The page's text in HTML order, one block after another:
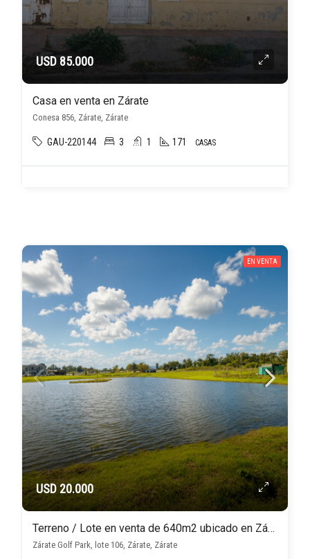
USD 85.000
Casa en venta en Zárate
Conesa 856, Zárate, Zárate
GAU-220144 3 1 171 CASAS
EN VENTA
USD 20.000
Terreno / Lote en venta de 640m2 ubicado en Zárate
Zárate Golf Park, lote 106, Zárate, Zárate